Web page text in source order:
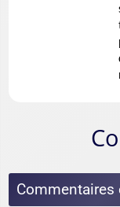
Commentaires